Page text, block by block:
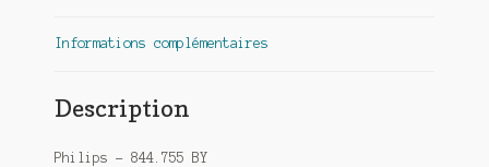
Informations complémentaires
Description
Philips – 844.755 BY